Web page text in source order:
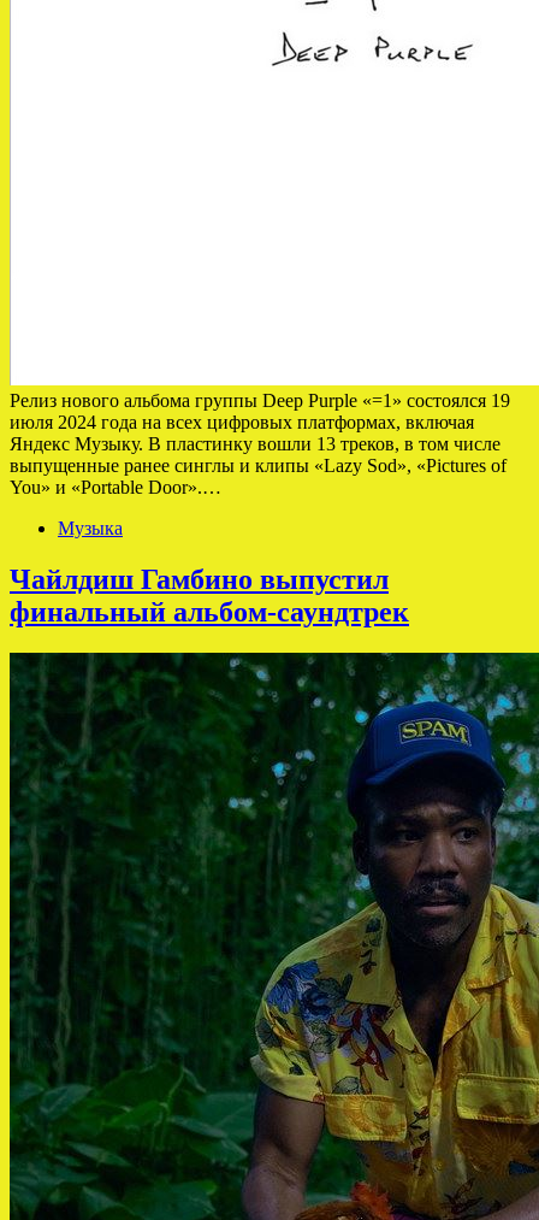
Релиз нового альбома группы Deep Purple «=1» состоялся 19
июля 2024 года на всех цифровых платформах, включая
Яндекс Музыку. В пластинку вошли 13 треков, в том числе
выпущенные ранее синглы и клипы «Lazy Sod», «Pictures of
You» и «Portable Door».…
Музыка
Чайлдиш Гамбино выпустил
финальный альбом-саундтрек